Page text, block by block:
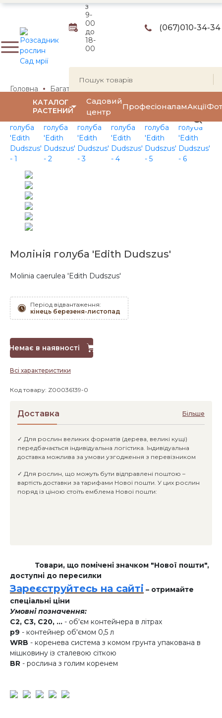
з
9-
00
до
18-
00
(067)010-34-34
КАТАЛОГ
РАСТЕНИЙ
Садовий
центр
ПрофесіоналамАкції
Головна Багаторічні квіти та трави
Молінія голуба 'Edith Dudszus'
Molinia caerulea 'Edith Dudszus'
Період відвантаження:
кінець березеня-листопад
Немає в наявності
Всі характеристики
Код товару: Z00036139-0
Доставка Більше
✓ Для рослин великих форматів (дерева, великі кущі)
передбачається індивідуальна логістика. Індивідуальна
доставка можлива за умови узгодження з перевізником
✓ Для рослин, що можуть бути відправлені поштою –
вартість доставки за тарифами Нової пошти. У цих рослин
поряд із ціною стоїть емблема Нової пошти:
Товари, що помічені значком "Нової пошти",
доступні до пересилки
Зареєструйтесь на сайті – отримайте
спеціальні ціни
Умовні позначення:
C2, C3, C20, ... - об'єм контейнера в літрах
p9 - контейнер об'ємом 0,5 л
WRB - коренева система з комом грунта упакована в
мішковину із сталевою сіткою
BR - рослина з голим коренем